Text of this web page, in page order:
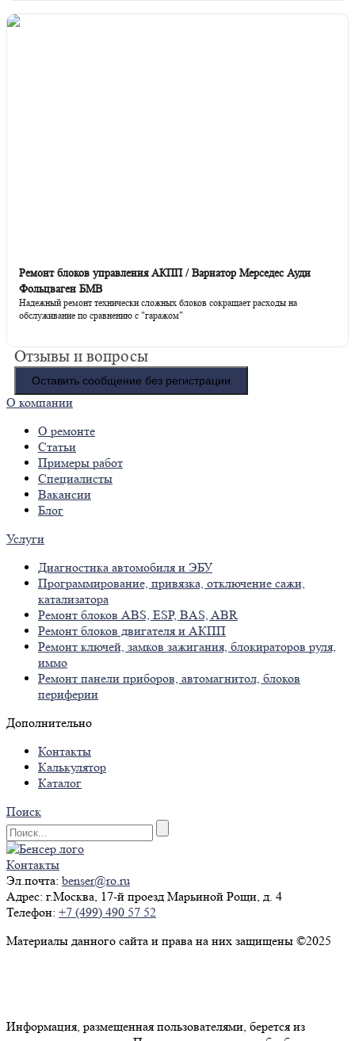
Ремонт блоков управления АКПП / Вариатор Мерседес Ауди
Фольцваген БМВ
Надежный ремонт технически сложных блоков сокращает расходы на
обслуживание по сравнению с "гаражом"
Отзывы и вопросы
Оставить сообщение без регистрации
О компании
О ремонте
Статьи
Примеры работ
Специалисты
Вакансии
Блог
Услуги
Диагностика автомобиля и ЭБУ
Программирование, привязка, отключение сажи,
катализатора
Ремонт блоков ABS, ESP, BAS, ABR
Ремонт блоков двигателя и АКПП
Ремонт ключей, замков зажигания, блокираторов руля,
иммо
Ремонт панели приборов, автомагнитол, блоков
периферии
Дополнительно
Контакты
Калькулятор
Каталог
Поиск
Контакты
Эл.почта: benser@ro.ru
Адрес: г.Москва, 17-й проезд Марьиной Рощи, д. 4
Телефон: +7 (499) 490 57 52
Материалы данного сайта и права на них защищены ©2025
Информация, размещенная пользователями, берется из